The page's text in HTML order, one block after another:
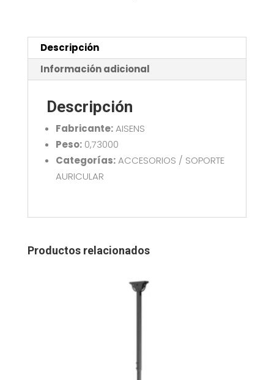
A151-
0900
cantidad
Descripción
Información adicional
Descripción
Fabricante:AISENS
Peso:0,73000
Categorías:ACCESORIOS / SOPORTE
AURICULAR
Productos relacionados